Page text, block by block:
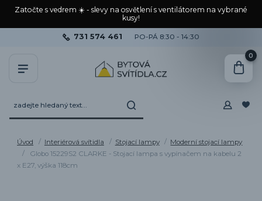
Zatočte s vedrem ☀️ - slevy na osvětlení s ventilátorem na vybrané
kusy!
731 574 461 PO-PÁ 8:30 - 14:30
0
Úvod Interiérová svítidla Stojací lampy
Moderní stojací lampy
Globo 15229S2 CLARKE - Stojací lampa s vypínačem na kabelu 2
x E27, výška 118cm